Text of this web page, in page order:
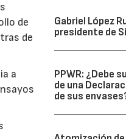
de
de
a
Gabriel López
presidente de
PPWR: ¿Debe
de una
de sus